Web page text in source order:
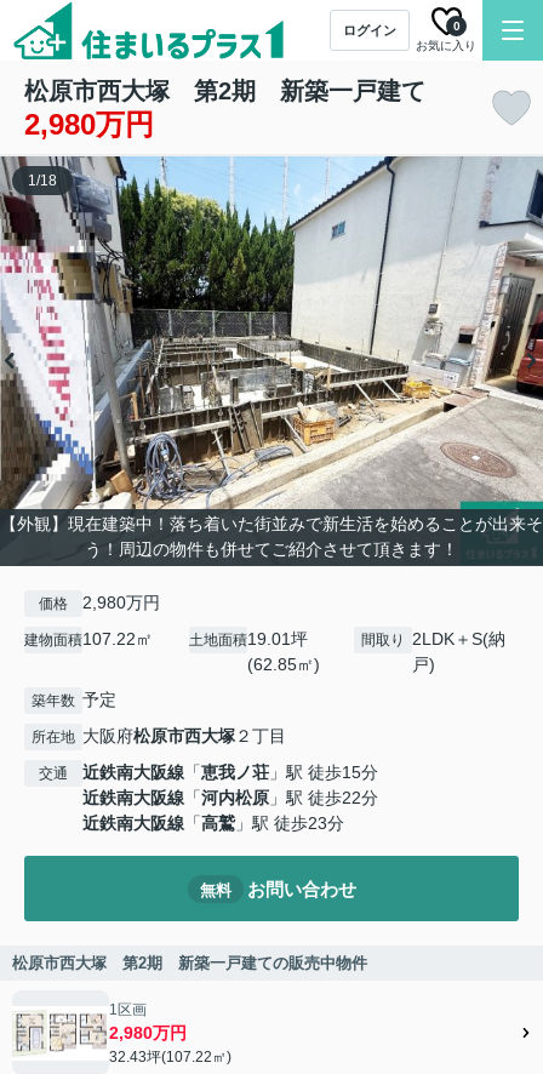
ログイン
お気に入り
0
松原市西大塚 第2期 新築一戸建て
2,980万円
【外観】現在建築中！落ち着いた街並みで新生活を始めることが出来そ
う！周辺の物件も併せてご紹介させて頂きます！
1/18
価格 2,980万円
建物面積107.22㎡ 土地面積19.01坪
(62.85㎡)
間取り
2LDK＋S(納
戸)
築年数 予定
所在地 大阪府松原市西大塚２丁目
交通 近鉄南大阪線 「恵我ノ荘 」駅 徒歩15分
近鉄南大阪線 「河内松原 」駅 徒歩22分
近鉄南大阪線 「高鷲」駅 徒歩23分
無料 お問い合わせ
松原市西大塚 第2期 新築一戸建ての販売中物件
1区画
2,980万円
32.43坪(107.22㎡)